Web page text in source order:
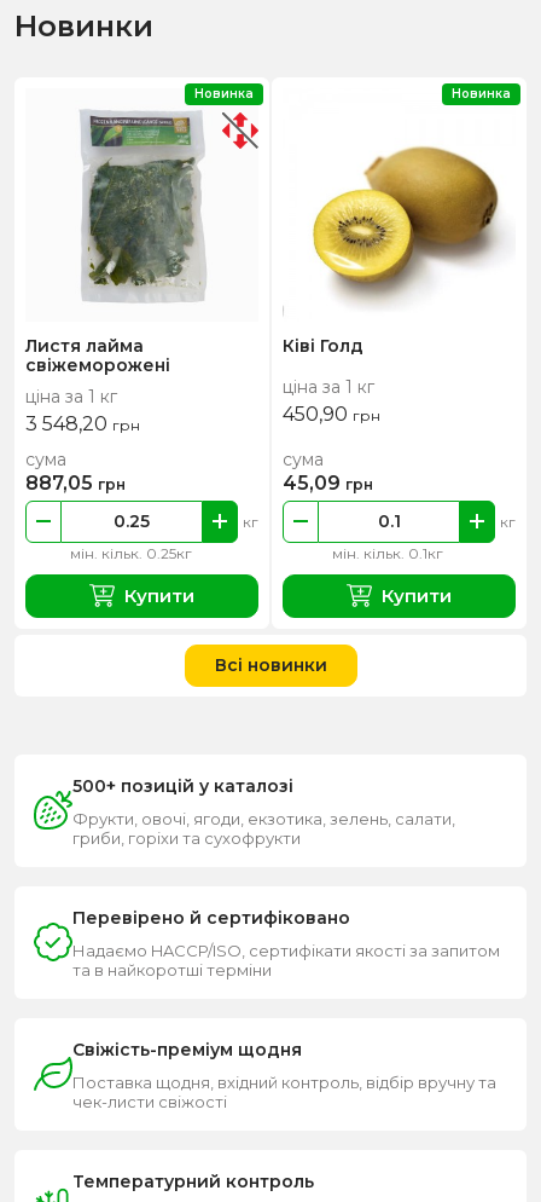
Новинки
Листя лайма
свіжеморожені
ціна за 1 кг
3 548,20 грн
мін. кільк. 0.25кг
кг
сума
887,05 грн
Купити
Новинка
Ківі Голд
ціна за 1 кг
450,90 грн
мін. кільк. 0.1кг
кг
сума
45,09 грн
Купити
Новинка
Всі новинки
500+ позицій у каталозі
Фрукти, овочі, ягоди, екзотика, зелень, салати,
гриби, горіхи та сухофрукти
Перевірено й сертифіковано
Надаємо HACCP/ISO, сертифікати якості за запитом
та в найкоротші терміни
Свіжість-преміум щодня
Поставка щодня, вхідний контроль, відбір вручну та
чек-листи свіжості
Температурний контроль